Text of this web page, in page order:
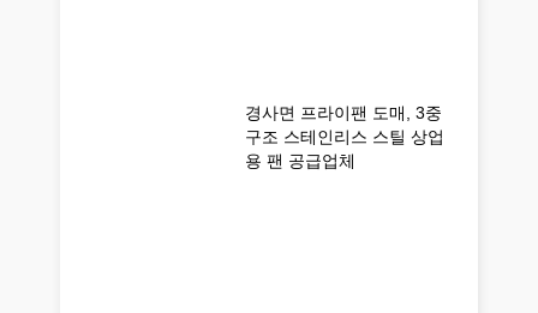
경사면 프라이팬 도매, 3중
구조 스테인리스 스틸 상업
용 팬 공급업체